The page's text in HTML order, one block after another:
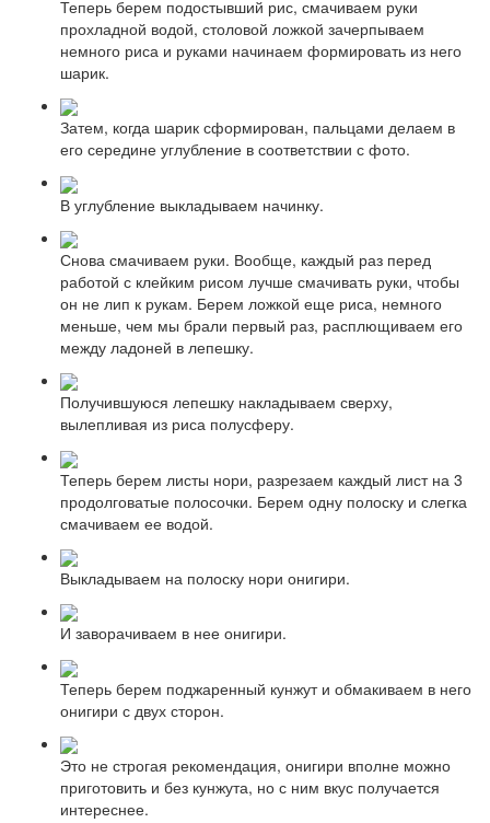
Теперь берем подостывший рис, смачиваем руки
прохладной водой, столовой ложкой зачерпываем
немного риса и руками начинаем формировать из него
шарик.
Затем, когда шарик сформирован, пальцами делаем в
его середине углубление в соответствии с фото.
В углубление выкладываем начинку.
Снова смачиваем руки. Вообще, каждый раз перед
работой с клейким рисом лучше смачивать руки, чтобы
он не лип к рукам. Берем ложкой еще риса, немного
меньше, чем мы брали первый раз, расплющиваем его
между ладоней в лепешку.
Получившуюся лепешку накладываем сверху,
вылепливая из риса полусферу.
Теперь берем листы нори, разрезаем каждый лист на 3
продолговатые полосочки. Берем одну полоску и слегка
смачиваем ее водой.
Выкладываем на полоску нори онигири.
И заворачиваем в нее онигири.
Теперь берем поджаренный кунжут и обмакиваем в него
онигири с двух сторон.
Это не строгая рекомендация, онигири вполне можно
приготовить и без кунжута, но с ним вкус получается
интереснее.